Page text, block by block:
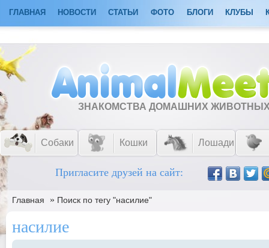
ГЛАВНАЯ НОВОСТИ СТАТЬИ ФОТО БЛОГИ КЛУБЫ
ЗНАКОМСТВА ДОМАШНИХ
Собаки Кошки Лошади
Пригласите друзей на сайт:
Главная » Поиск по тегу "насилие"
насилие